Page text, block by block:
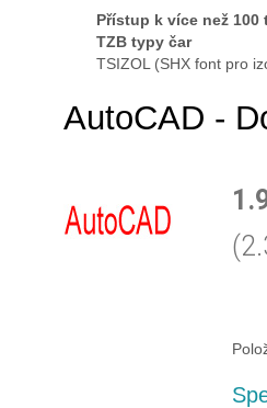
Přístup k více než 100
TZB typy čar
TSIZOL (SHX font pro
AutoCAD -